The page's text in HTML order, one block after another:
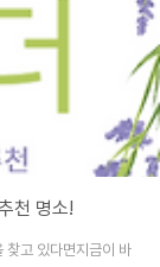
천 명소!
찾고 있다면지금이 바